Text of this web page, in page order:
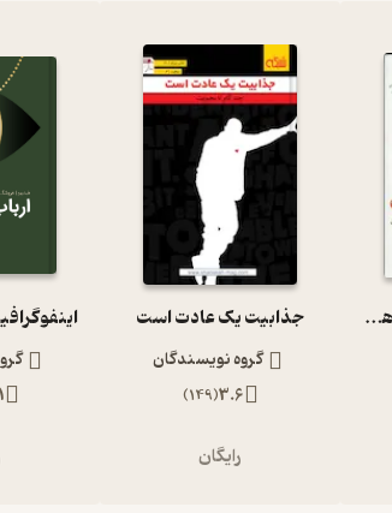
فارسی پنجم دبستان دهه 60 جذابیت یک عادت است
گروه نویسندگان
3.6
(
149
)
رایگان